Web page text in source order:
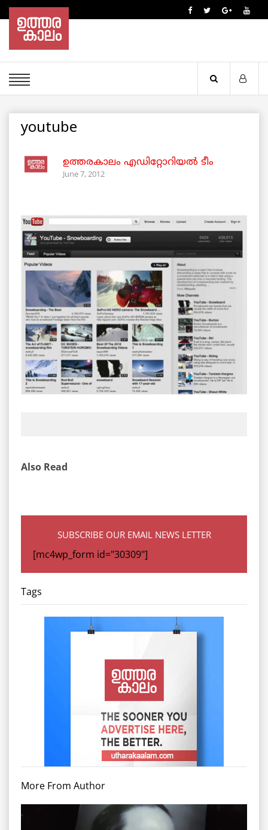
youtube
ഉത്തരകാലം എഡിറ്റോറിയല്‍ ടീം
June 7, 2012
Also Read
SUBSCRIBE OUR EMAIL NEWS LETTER
[mc4wp_form id="30309"]
Tags
More From Author